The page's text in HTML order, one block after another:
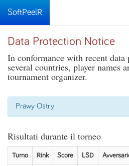
SoftPeelR
Data Protection Notice
In conformance with recent
several countries, player names
tournament organizer.
Prawy Ostry
Risultati durante il torneo
Turno Rink Score LSD